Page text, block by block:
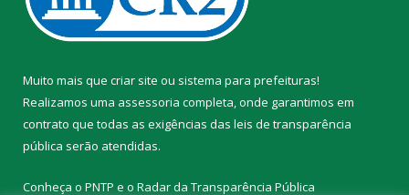
Muito mais que criar site ou sistema para prefeituras!
Realizamos uma assessoria completa, onde garantimos em
contrato que todas as exigências das leis de transparência
pública serão atendidas.
Conheça o PNTP e o Radar da Transparência Pública